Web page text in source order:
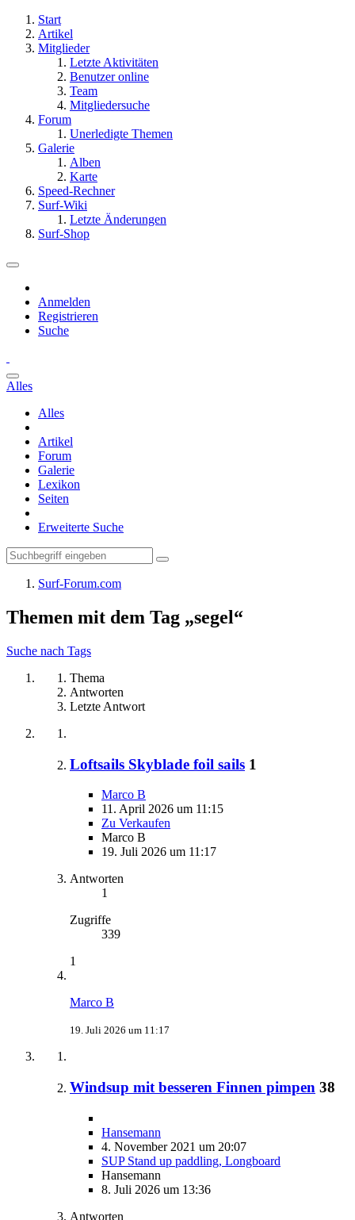
Start
Artikel
Mitglieder
Letzte Aktivitäten
Benutzer online
Team
Mitgliedersuche
Forum
Unerledigte Themen
Galerie
Alben
Karte
Speed-Rechner
Surf-Wiki
Letzte Änderungen
Surf-Shop
Anmelden
Registrieren
Suche
Alles
Alles
Artikel
Forum
Galerie
Lexikon
Seiten
Erweiterte Suche
Surf-Forum.com
Themen mit dem Tag „segel“
Suche nach Tags
Thema
Antworten
Letzte Antwort
Loftsails Skyblade foil sails 1
Marco B
11. April 2026 um 11:15
Zu Verkaufen
Marco B
19. Juli 2026 um 11:17
Antworten
1
Zugriffe
339
1
Marco B
19. Juli 2026 um 11:17
Windsup mit besseren Finnen pimpen 38
Hansemann
4. November 2021 um 20:07
SUP Stand up paddling, Longboard
Hansemann
8. Juli 2026 um 13:36
Antworten